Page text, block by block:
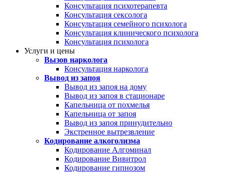
Консультация психотерапевта
Консультация сексолога
Консультация семейного психолога
Консультация клинического психолога
Консультация психолога
Услуги и цены
Вызов нарколога
Консультация нарколога
Вывод из запоя
Вывод из запоя на дому
Вывод из запоя в стационаре
Капельница от похмелья
Капельница от запоя
Вывод из запоя принудительно
Экстренное вытрезвление
Кодирование алкоголизма
Кодирование Алгоминал
Кодирование Вивитрол
Кодирование гипнозом